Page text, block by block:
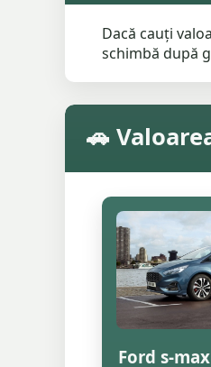
Dacă cauți
schimbă după
🚗
Ford s-